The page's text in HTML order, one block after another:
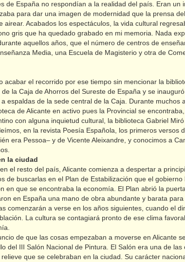
de España no respondían a la realidad del país. Eran un
para dar una imagen de modernidad que la prensa
airear. Acabados los espectáculos, la vida cultural
gris que ha quedado grabado en mi memoria. Nada
aquellos años, que el número de centros de
Media, una Escuela de Magisterio y otra de
acabar el recorrido por ese tiempo sin mencionar la
de la Caja de Ahorros del Sureste de España y se
a espaldas de la sede central de la Caja. Durante muchos
de Alicante en activo pues la Provincial se
con alguna inquietud cultural, la biblioteca Gabriel
en la revista Poesía Española, los primeros versos
era Pessoa– y de Vicente Aleixandre, y conocimos a
la ciudad
el resto del país, Alicante comienza a despertar a
de buscarlas en el Plan de Estabilización que el
en que se encontraba la economía. El Plan abrió la
en España una mano de obra abundante y barata
comenzarán a verse en los años siguientes, cuando el
La cultura se contagiará pronto de ese clima
de que las cosas empezaban a moverse en Alicante
del III Salón Nacional de Pintura. El Salón era una de
que se celebraban en la ciudad. Su carácter